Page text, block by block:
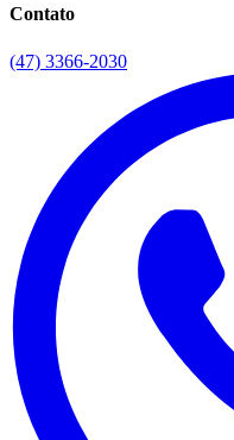
Contato
(47) 3366-2030